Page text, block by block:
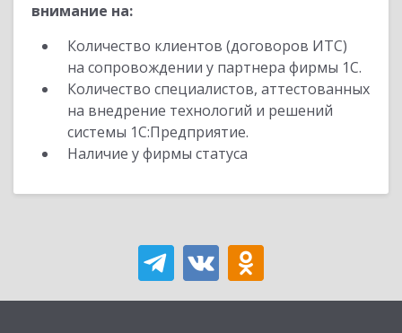
внимание на:
Количество клиентов (договоров ИТС)
на сопровождении у партнера фирмы 1С.
Количество специалистов, аттестованных
на внедрение технологий и решений
системы 1С:Предприятие.
Наличие у фирмы статуса